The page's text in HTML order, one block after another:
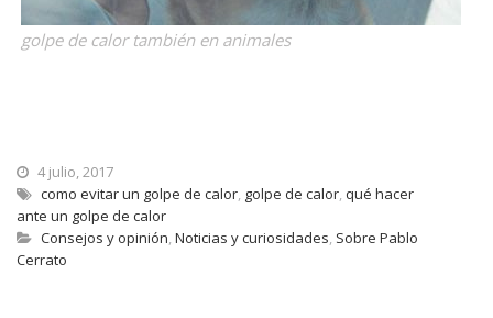
golpe de calor también en animales
4 julio, 2017
como evitar un golpe de calor, golpe de calor, qué hacer
ante un golpe de calor
Consejos y opinión, Noticias y curiosidades, Sobre Pablo
Cerrato